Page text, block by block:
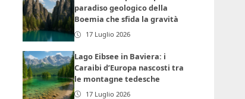
paradiso geologico della
Boemia che sfida la gravità
17 Luglio 2026
Lago Eibsee in Baviera: i
Caraibi d’Europa nascosti tra
le montagne tedesche
17 Luglio 2026